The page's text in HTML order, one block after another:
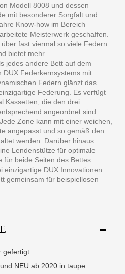
Modell 8008 und dessen
mit besonderer Sorgfalt und
Know-how im Bereich
Meisterwerk geschaffen.
fast viermal so viele Federn
bietet mehr
jedes andere Bett auf dem
DUX Federkernsystems mit
Federn glänzt das
Federung. Es verfügt
Kassetten, die den drei
angeordnet sind:
Zone kann mit einer weichen,
angepasst und so gemäß den
werden. Darüber hinaus
Lendenstütze für optimale
für beide Seiten des Bettes
einzigartige DUX Innovationen
gemeinsam für beispiellosen
gefertigt
NEU ab 2020 in taupe